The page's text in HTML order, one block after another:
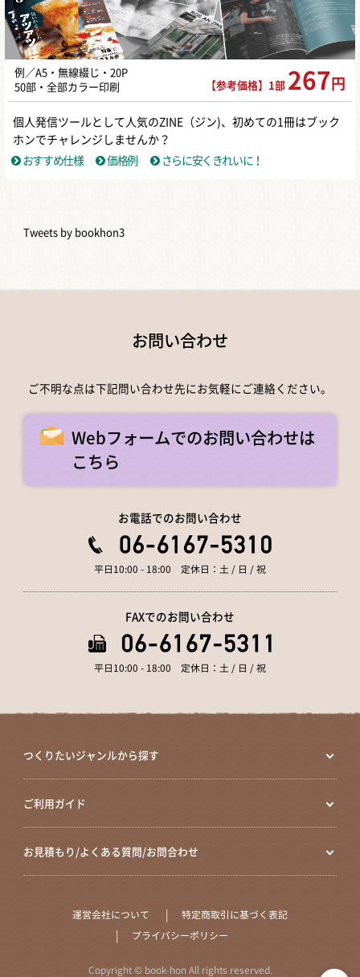
例／A5・無線綴じ・20P
50部・全部カラー印刷
【参考価格】1部 267 円
個人発信ツールとして人気のZINE（ジン)、初めての1冊はブック
ホンでチャレンジしませんか？
おすすめ仕様
価格例 さらに安くきれいに！
Tweets by bookhon3
お問い合わせ
ご不明な点は下記問い合わせ先にお気軽にご連絡ください。
Webフォームでのお問い合わせは
こちら
お電話でのお問い合わせ
平日10:00 - 18:00 定休日：土 / 日 / 祝
FAXでのお問い合わせ
平日10:00 - 18:00 定休日：土 / 日 / 祝
つくりたいジャンルから探す
ご利用ガイド
お見積もり/よくある質問/お問合わせ
運営会社について 特定商取引に基づく表記
プライバシーポリシー
Copyright © book-hon All rights reserved.